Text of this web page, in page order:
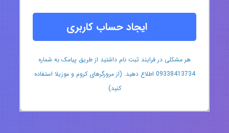
ایجاد حساب کاربری
هر مشکلی در فرایند ثبت نام داشتید از طریق پیامک به شماره
09338413734 اطلاع دهید. (از مرورگرهای کروم و موزیلا استفاده
کنید)